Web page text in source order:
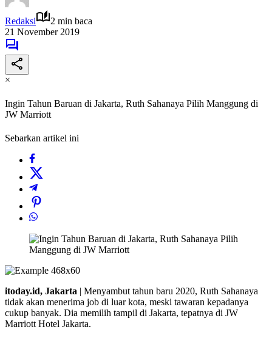
Redaksi
2 min baca
21 November 2019
×
Ingin Tahun Baruan di Jakarta, Ruth Sahanaya Pilih Manggung di
JW Marriott
Sebarkan artikel ini
itoday.id, Jakarta | Menyambut tahun baru 2020, Ruth Sahanaya
tidak akan menerima job di luar kota, meski tawaran kepadanya
cukup banyak. Dia memilih tampil di Jakarta, tepatnya di JW
Marriott Hotel Jakarta.